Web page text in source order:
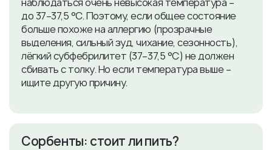
до 37–37,5 °C. Поэтому, если общее состояние
больше похоже на аллергию (прозрачные
выделения, сильный зуд, чихание, сезонность),
лёгкий субфебрилитет (37–37,5 °C) не должен
сбивать с толку. Но если температура выше –
ищите другую причину.
​Сорбенты: стоит ли пить?